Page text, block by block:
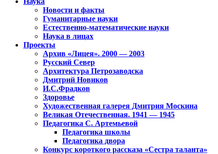
Новости и факты
Гуманитарные науки
Естественно-математические науки
Наука в лицах
Проекты
Архив «Лицея». 2000 — 2003
Русский Север
Архитектура Петрозаводска
Дмитрий Новиков
И.С.Фрадков
Здоровье
Художественная галерея Дмитрия Москина
Великая Отечественная. 1941 — 1945
Педагогика С. Артемьевой
Педагогика школы
Педагогика двора
Конкурс короткого рассказа «Сестра таланта»